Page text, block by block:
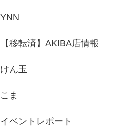
YNN
【移転済】AKIBA店情報
けん玉
こま
イベントレポート